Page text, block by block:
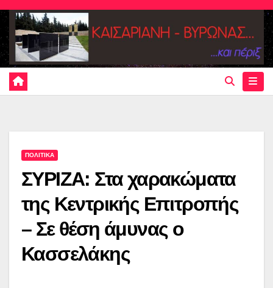
Skip
content
ΠΟΛΙΤΙΚΑ
ΣΥΡΙΖΑ: Στα χαρακώματα
της Κεντρικής Επιτροπής
– Σε θέση άμυνας ο
Κασσελάκης